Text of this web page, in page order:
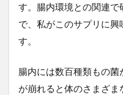
する
素材
イル
2.4
す。腸内環境との関連
で、私がこのサプリに興
す。
腸内には数百種類もの菌
が崩れると体のさまざ